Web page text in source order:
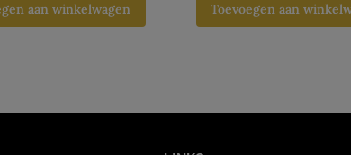
aan winkelwagen Toevoegen aan